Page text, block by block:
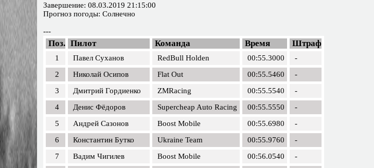
Завершение: 08.03.2019 21:15:00
Прогноз погоды: Солнечно
---
Поз. Пилот Команда Время Штраф
1 Павел Суханов RedBull Holden 00:55.3000
-
2
Николай Осипов Flat Out 00:55.5460
-
3
Дмитрий Гордиенко ZMRacing 00:55.5540
-
4
Денис Фёдоров Supercheap Auto Racing 00:55.5550
-
5
Андрей Сазонов Boost Mobile 00:55.6980
-
6
Константин Бутко Ukraine Team 00:55.9760
-
7
Вадим Чигилев Boost Mobile 00:56.0540
-